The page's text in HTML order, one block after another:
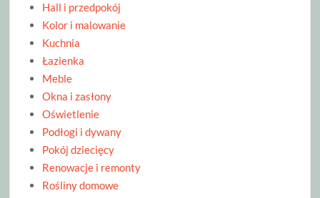
Hall i przedpokój
Kolor i malowanie
Kuchnia
Łazienka
Meble
Okna i zasłony
Oświetlenie
Podłogi i dywany
Pokój dziecięcy
Renowacje i remonty
Rośliny domowe